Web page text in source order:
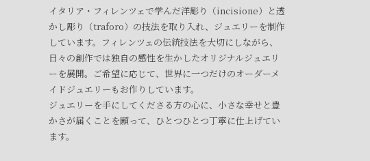
イタリア・フィレンツェで学んだ洋彫り（incisione）と透
かし彫り（traforo）の技法を取り入れ、ジュエリーを制作
しています。フィレンツェの伝統技法を大切にしながら、
日々の創作では独自の感性を生かしたオリジナルジュエリ
ーを展開。ご希望に応じて、世界に一つだけのオーダーメ
イドジュエリーもお作りしています。
ジュエリーを手にしてくださる方の心に、小さな幸せと豊
かさが届くことを願って、ひとつひとつ丁寧に仕上げてい
ます。